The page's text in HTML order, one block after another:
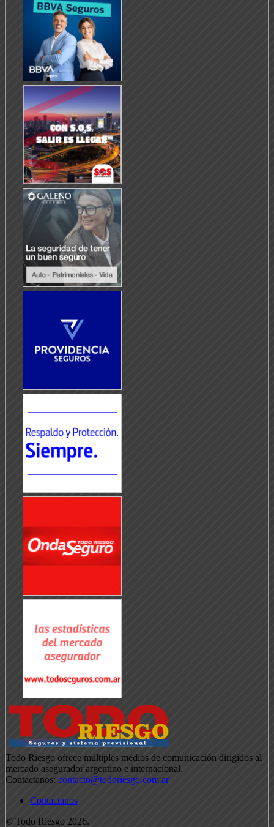
Todo Riesgo ofrece múltiples medios de comunicación dirigidos al
mercado asegurador argentino e internacional.
Contactanos: contacto@todoriesgo.com.ar
Contactanos
© Todo Riesgo 2026.